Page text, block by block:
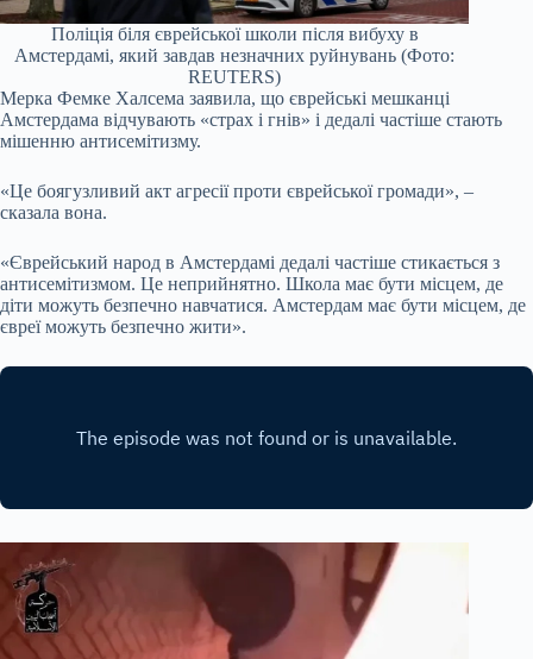
Поліція біля єврейської школи після вибуху в
Амстердамі, який завдав незначних руйнувань (Фото:
REUTERS)
Мерка Фемке Халсема заявила, що єврейські мешканці
Амстердама відчувають «страх і гнів» і дедалі частіше стають
мішенню антисемітизму.
«Це боягузливий акт агресії проти єврейської громади», –
сказала вона.
«Єврейський народ в Амстердамі дедалі частіше стикається з
антисемітизмом. Це неприйнятно. Школа має бути місцем, де
діти можуть безпечно навчатися. Амстердам має бути місцем, де
євреї можуть безпечно жити».